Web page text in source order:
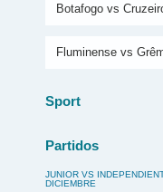
Botafogo vs
Fluminense vs
Sport
Partidos
JUNIOR VS
DICIEMBRE